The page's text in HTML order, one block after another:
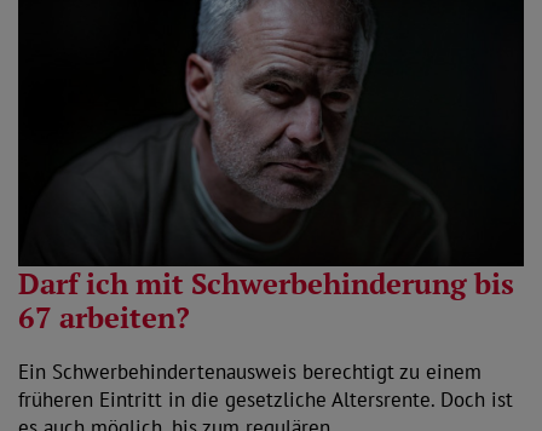
Darf ich mit Schwerbehinderung bis
67 arbeiten?
Ein Schwerbehindertenausweis berechtigt zu einem
früheren Eintritt in die gesetzliche Altersrente. Doch ist